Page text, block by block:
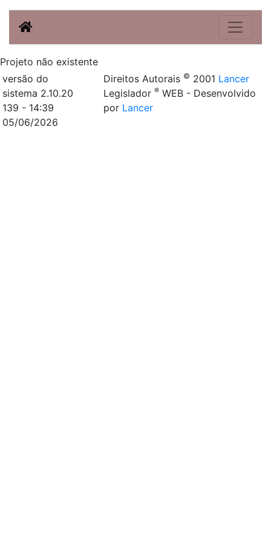
Projeto não existente
Direitos Autorais © 2001 Lancer
Legislador® WEB - Desenvolvido
por Lancer
versão do
sistema 2.10.20
139 - 14:39
05/06/2026